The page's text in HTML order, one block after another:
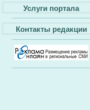
Услуги портала
Контакты редакции